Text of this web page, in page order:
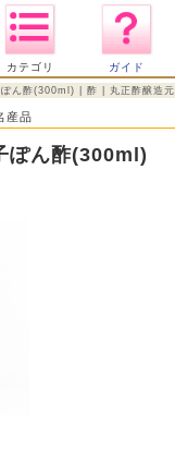
カテゴリ ガイド
ん酢(300ml) | 酢 | 丸正酢醸造元
産品
ぽん酢(300ml)